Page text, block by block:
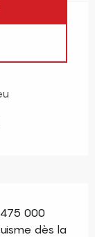
000
dès la